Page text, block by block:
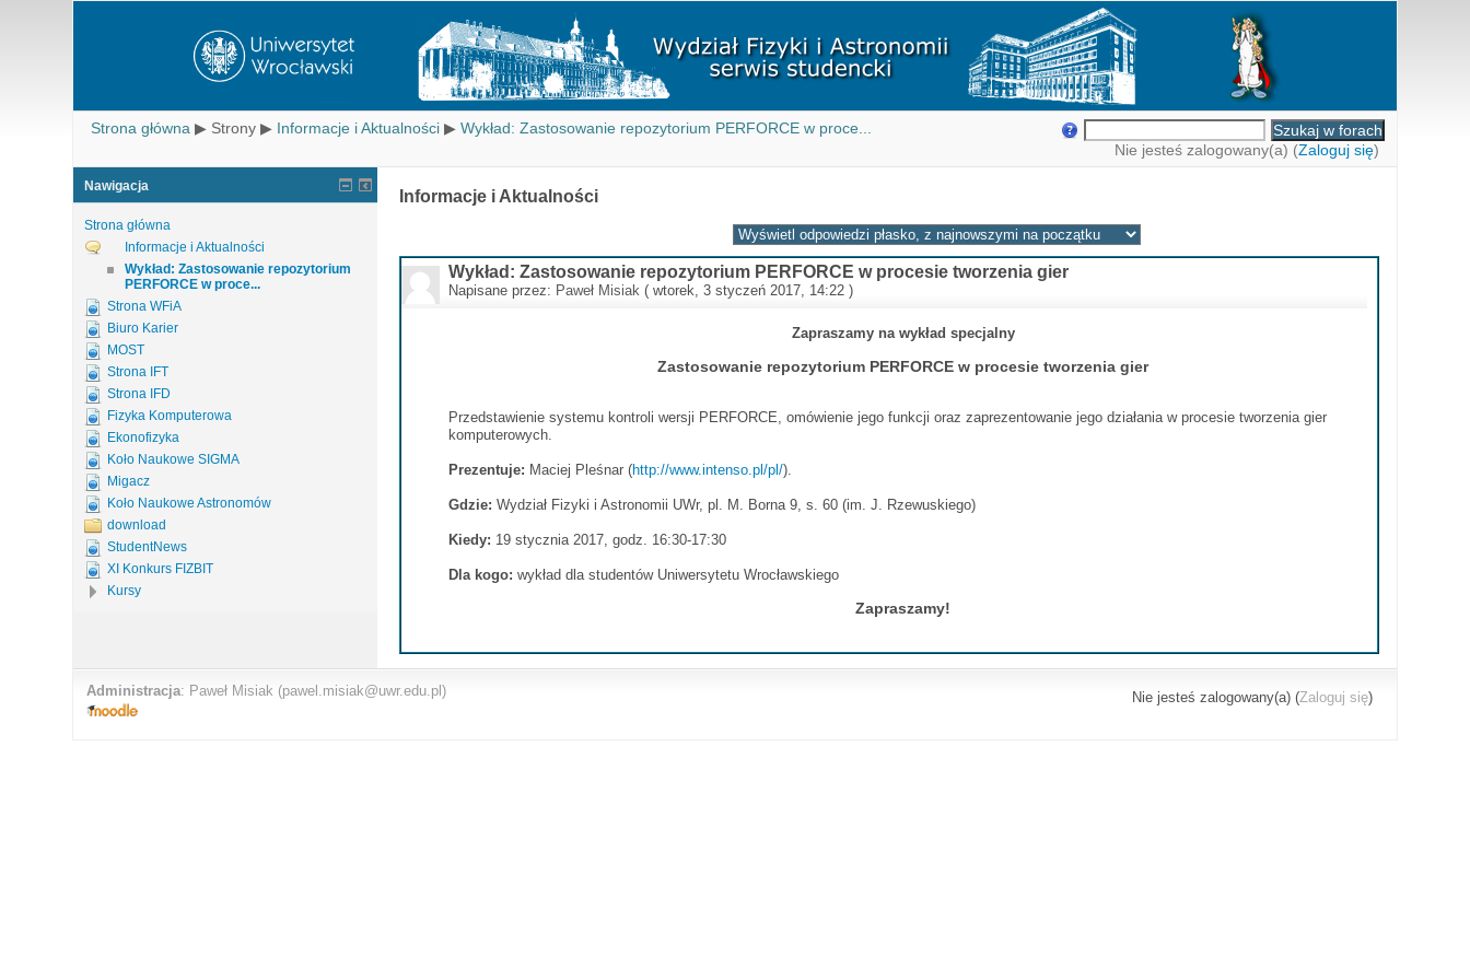
Strona główna ▶ Strony ▶ Informacje i Aktualności ▶ Wykład: Zastosowanie repozytorium PERFORCE w proce...
Nie jesteś zalogowany(a) (Zaloguj się)
Informacje i Aktualności
Wykład: Zastosowanie repozytorium PERFORCE w procesie tworzenia gier
Napisane przez: Paweł Misiak ( wtorek, 3 styczeń 2017, 14:22 )
Zapraszamy na wykład specjalny
Zastosowanie repozytorium PERFORCE w procesie tworzenia gier
Przedstawienie systemu kontroli wersji PERFORCE, omówienie jego funkcji oraz zaprezentowanie jego działania w procesie tworzenia gier
komputerowych.
Prezentuje: Maciej Pleśnar (http://www.intenso.pl/pl/).
Gdzie: Wydział Fizyki i Astronomii UWr, pl. M. Borna 9, s. 60 (im. J. Rzewuskiego)
Kiedy: 19 stycznia 2017, godz. 16:30-17:30
Dla kogo: wykład dla studentów Uniwersytetu Wrocławskiego
Zapraszamy!
Nawigacja
Strona główna
Informacje i Aktualności
Wykład: Zastosowanie repozytorium
PERFORCE w proce...
Strona WFiA
Biuro Karier
MOST
Strona IFT
Strona IFD
Fizyka Komputerowa
Ekonofizyka
Koło Naukowe SIGMA
Migacz
Koło Naukowe Astronomów
download
StudentNews
XI Konkurs FIZBIT
Kursy
Administracja: Paweł Misiak (pawel.misiak@uwr.edu.pl) Nie jesteś zalogowany(a) (Zaloguj się)